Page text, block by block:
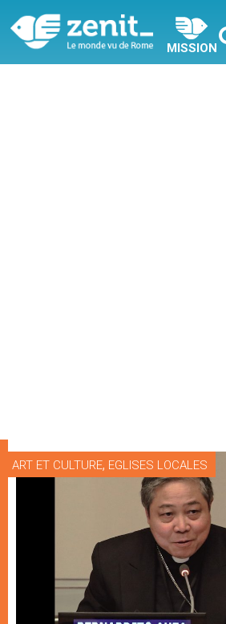
MISSION
ART ET CULTURE, EGLISES LOCALES